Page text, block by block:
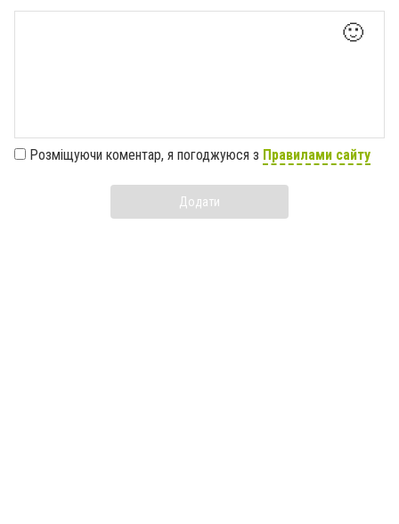
🙂
Розміщуючи коментар, я погоджуюся з Правилами сайту
Додати